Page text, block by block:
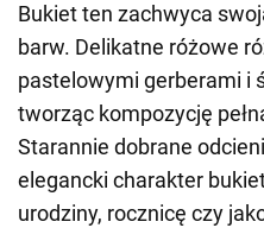
Bukiet ten zachwyca
barw. Delikatne różowe
pastelowymi gerberami i
tworząc kompozycję
Starannie dobrane
elegancki charakter
urodziny, rocznicę czy